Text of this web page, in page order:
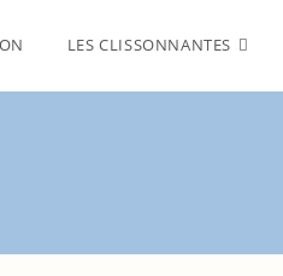
LES CLISSONNANTES